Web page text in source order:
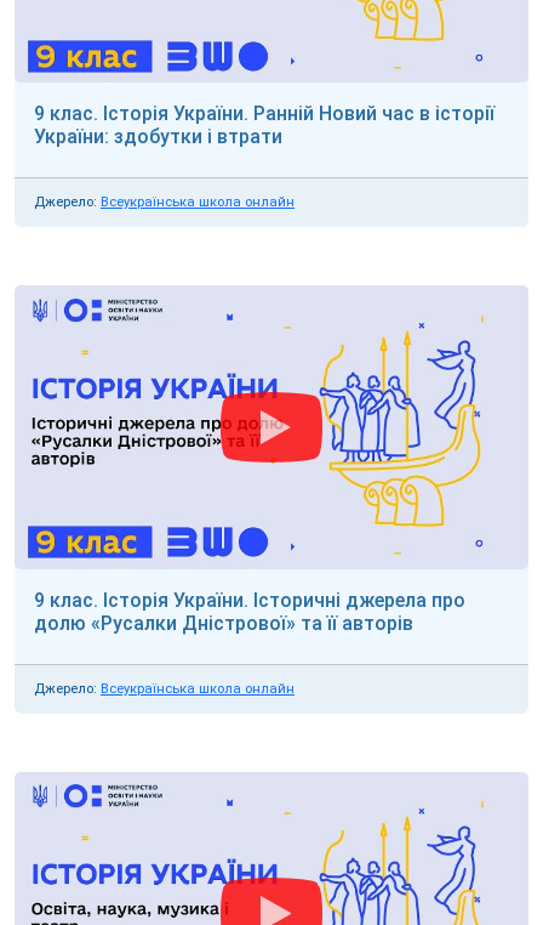
9 клас. Історія України. Ранній Новий час в історії
України: здобутки і втрати
Джерело: Всеукраїнська школа онлайн
9 клас. Історія України. Історичні джерела про
долю «Русалки Дністрової» та її авторів
Джерело: Всеукраїнська школа онлайн